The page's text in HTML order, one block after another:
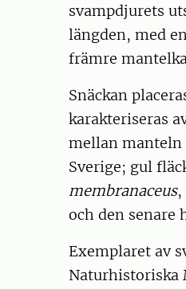
svampdjurets
längden, med
främre
Snäckan
karakteriseras
mellan manteln
Sverige; gul
membranaceus,
och den senare
Exemplaret av
Naturhistoriska